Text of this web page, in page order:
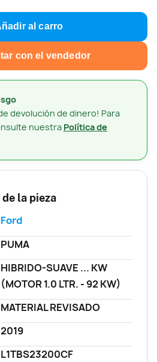
devolución de dinero! Para
nuestra Política de
al carro
con el vendedor
la pieza
Ford
PUMA
HIBRIDO-SUAVE ... KW
(MOTOR 1.0 LTR. - 92 KW)
MATERIAL REVISADO
2019
L1TBS23200CF